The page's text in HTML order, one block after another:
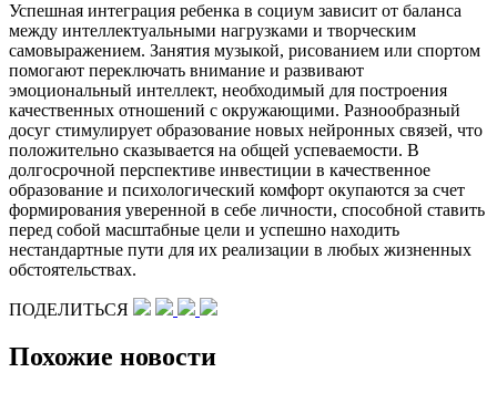
Успешная интеграция ребенка в социум зависит от баланса
между интеллектуальными нагрузками и творческим
самовыражением. Занятия музыкой, рисованием или спортом
помогают переключать внимание и развивают
эмоциональный интеллект, необходимый для построения
качественных отношений с окружающими. Разнообразный
досуг стимулирует образование новых нейронных связей, что
положительно сказывается на общей успеваемости. В
долгосрочной перспективе инвестиции в качественное
образование и психологический комфорт окупаются за счет
формирования уверенной в себе личности, способной ставить
перед собой масштабные цели и успешно находить
нестандартные пути для их реализации в любых жизненных
обстоятельствах.
ПОДЕЛИТЬСЯ
Похожие новости